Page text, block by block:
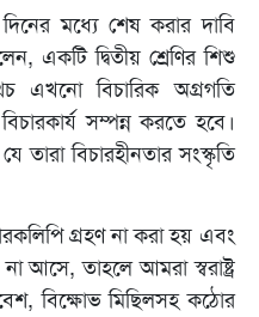
দিনের মধ্যে শেষ করার দাবি
একটি দ্বিতীয় শ্রেণির শিশু
এখনো বিচারিক অগ্রগতি
সম্পন্ন করতে হবে।
তারা বিচারহীনতার সংস্কৃতি
গ্রহণ না করা হয় এবং
আসে, তাহলে আমরা স্বরাষ্ট্র
বিক্ষোভ মিছিলসহ কঠোর